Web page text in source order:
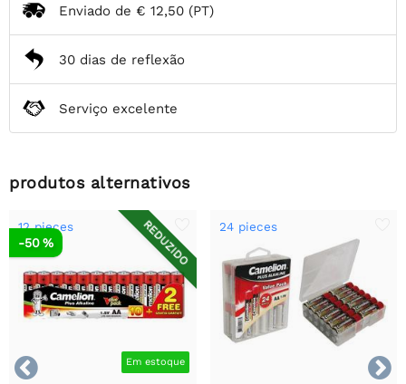
Enviado de € 12,50 (PT)
30 dias de reflexão
Serviço excelente
produtos alternativos


REDUZIDO
12 pieces
Em estoque
-50 %
24 pieces